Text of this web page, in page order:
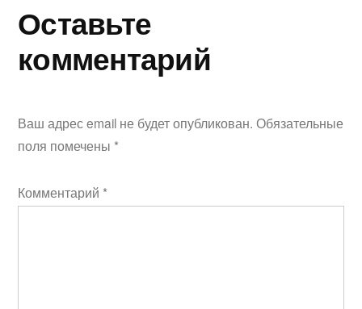
Оставьте
комментарий
Ваш адрес email не будет опубликован. Обязательные
поля помечены *
Комментарий *